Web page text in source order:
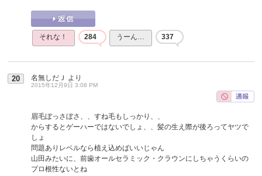
それな！ 284 うーん… 337
20 名無しだＪ より
2015年12月9日 3:08 PM
眉毛ぼっさぼさ、、すね毛もしっかり、、
からするとゲーハーではないでしょ、、髪の生え際が後ろってヤツで
しょ
問題ありレベルなら植え込めばいいじゃん
山田みたいに、前歯オールセラミック・クラウンにしちゃうくらいの
プロ根性ないとね